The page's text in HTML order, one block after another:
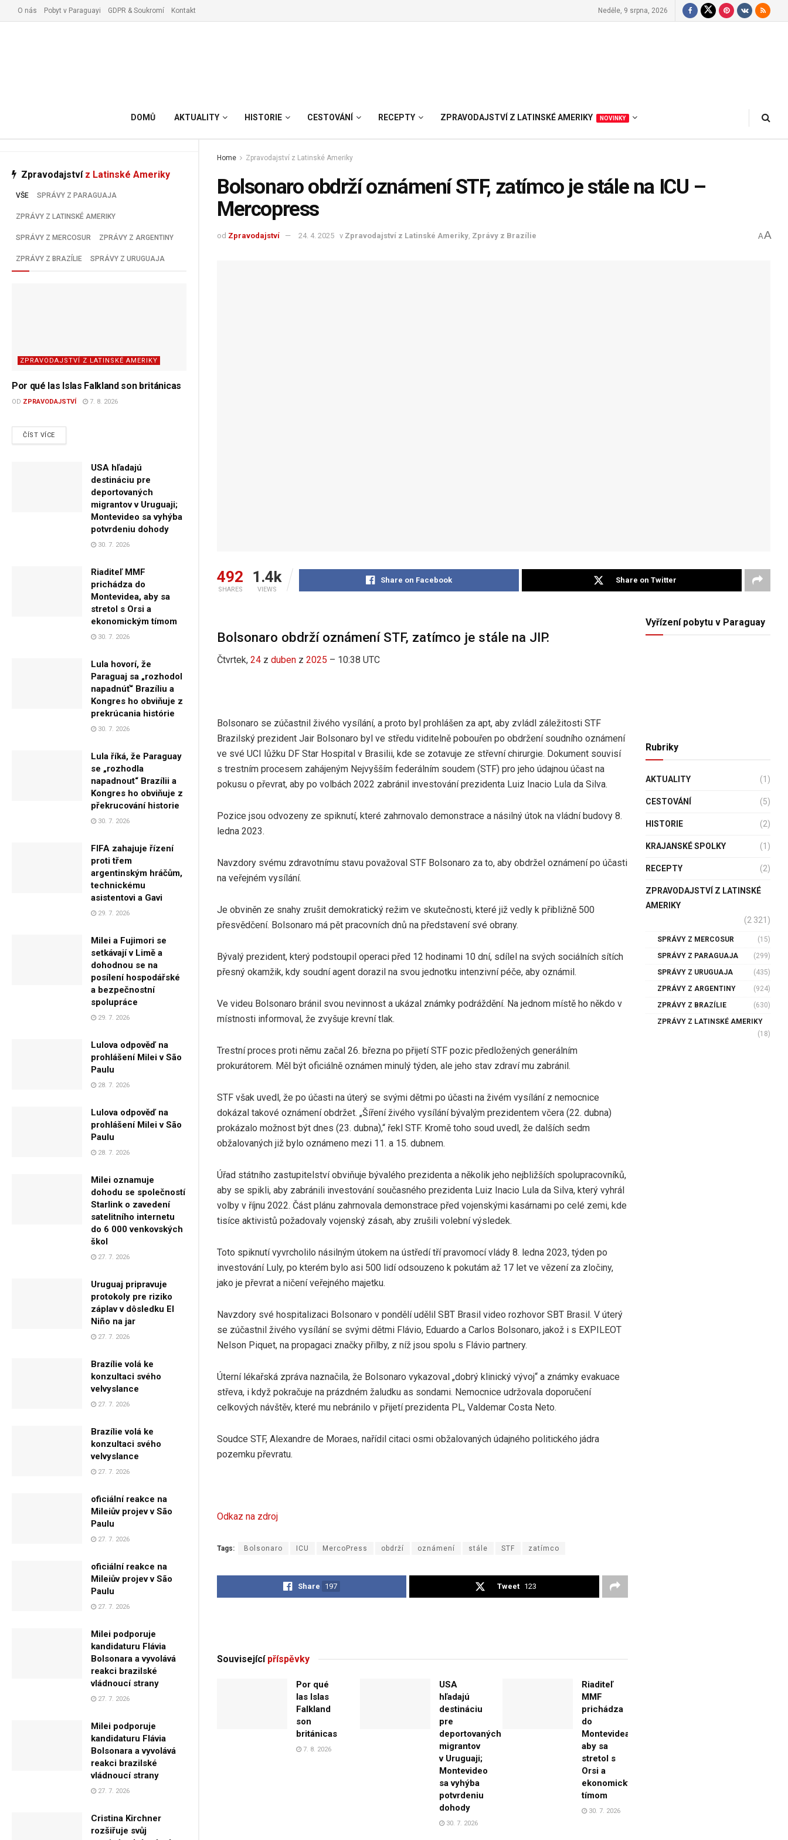
Vyřízení pobytu v Paraguay
Zpravodajství z Latinské Ameriky
VŠE SPRÁVY Z PARAGUAJA
ZPRÁVY Z LATINSKÉ AMERIKY
SPRÁVY Z MERCOSUR ZPRÁVY Z ARGENTINY
ZPRÁVY Z BRAZÍLIE SPRÁVY Z URUGUAJA
ZPRAVODAJSTVÍ Z LATINSKÉ AMERIKY
Por qué las Islas Falkland son británicas
OD ZPRAVODAJSTVÍ 7. 8. 2026
ČÍST VÍCEDETAILS
USA hľadajú
destináciu pre
deportovaných
migrantov v Uruguaji;
Montevideo sa vyhýba
potvrdeniu dohody
30. 7. 2026
Riaditeľ MMF
prichádza do
Montevidea, aby sa
stretol s Orsi a
ekonomickým tímom
30. 7. 2026
Lula hovorí, že
Paraguaj sa „rozhodol
napadnúť“ Brazíliu a
Kongres ho obviňuje z
prekrúcania histórie
30. 7. 2026
Lula říká, že Paraguay
se „rozhodla
napadnout“ Brazílii a
Kongres ho obviňuje z
překrucování historie
30. 7. 2026
FIFA zahajuje řízení
proti třem
argentinským hráčům,
technickému
asistentovi a Gavi
29. 7. 2026
Milei a Fujimori se
setkávají v Limě a
dohodnou se na
posílení hospodářské
a bezpečnostní
spolupráce
29. 7. 2026
Lulova odpověď na
prohlášení Milei v São
Paulu
28. 7. 2026
Lulova odpověď na
prohlášení Milei v São
Paulu
28. 7. 2026
Milei oznamuje
dohodu se společností
Starlink o zavedení
satelitního internetu
do 6 000 venkovských
škol
27. 7. 2026
Uruguaj pripravuje
protokoly pre riziko
záplav v dôsledku El
Niño na jar
27. 7. 2026
Brazílie volá ke
konzultaci svého
velvyslance
27. 7. 2026
Brazílie volá ke
konzultaci svého
velvyslance
27. 7. 2026
oficiální reakce na
Mileiův projev v São
Paulu
27. 7. 2026
oficiální reakce na
Mileiův projev v São
Paulu
27. 7. 2026
Milei podporuje
kandidaturu Flávia
Bolsonara a vyvolává
reakci brazilské
vládnoucí strany
27. 7. 2026
Milei podporuje
kandidaturu Flávia
Bolsonara a vyvolává
reakci brazilské
vládnoucí strany
27. 7. 2026
Cristina Kirchner
rozšiřuje svůj
O nás Pobyt v Paraguayi GDPR & Soukromí Kontakt Neděle, 9 srpna, 2026
DOMŮ AKTUALITY HISTORIE CESTOVÁNÍ RECEPTY ZPRAVODAJSTVÍ Z LATINSKÉ AMERIKY NOVINKY
Home Zpravodajství z Latinské Ameriky
Bolsonaro obdrží oznámení STF, zatímco je stále na ICU –
Mercopress
od Zpravodajství 24. 4. 2025 v Zpravodajství z Latinské Ameriky, Zprávy z Brazílie AA
492
SHARES
1.4k
VIEWS
Share on Facebook Share on Twitter
Bolsonaro obdrží oznámení STF, zatímco je stále na JIP.
Čtvrtek, 24 z duben z 2025 – 10:38 UTC
Bolsonaro se zúčastnil živého vysílání, a proto byl prohlášen za apt, aby zvládl záležitosti STF
Brazilský prezident Jair Bolsonaro byl ve středu viditelně pobouřen po obdržení soudního oznámení
ve své UCI lůžku DF Star Hospital v Brasilii, kde se zotavuje ze střevní chirurgie. Dokument souvisí
s trestním procesem zahájeným Nejvyšším federálním soudem (STF) pro jeho údajnou účast na
pokusu o převrat, aby po volbách 2022 zabránil investování prezidenta Luiz Inacio Lula da Silva.
Pozice jsou odvozeny ze spiknutí, které zahrnovalo demonstrace a násilný útok na vládní budovy 8.
ledna 2023.
Navzdory svému zdravotnímu stavu považoval STF Bolsonaro za to, aby obdržel oznámení po účasti
na veřejném vysílání.
Je obviněn ze snahy zrušit demokratický režim ve skutečnosti, které již vedly k přibližně 500
přesvědčení. Bolsonaro má pět pracovních dnů na představení své obrany.
Bývalý prezident, který podstoupil operaci před 12 hodinami 10 dní, sdílel na svých sociálních sítích
přesný okamžik, kdy soudní agent dorazil na svou jednotku intenzivní péče, aby oznámil.
Ve videu Bolsonaro bránil svou nevinnost a ukázal známky podráždění. Na jednom místě ho někdo v
místnosti informoval, že zvyšuje krevní tlak.
Trestní proces proti němu začal 26. března po přijetí STF pozic předložených generálním
prokurátorem. Měl být oficiálně oznámen minulý týden, ale jeho stav zdraví mu zabránil.
STF však uvedl, že po účasti na úterý se svými dětmi po účasti na živém vysílání z nemocnice
dokázal takové oznámení obdržet. „Šíření živého vysílání bývalým prezidentem včera (22. dubna)
prokázalo možnost být dnes (23. dubna),“ řekl STF. Kromě toho soud uvedl, že dalších sedm
obžalovaných již bylo oznámeno mezi 11. a 15. dubnem.
Úřad státního zastupitelství obviňuje bývalého prezidenta a několik jeho nejbližších spolupracovníků,
aby se spikli, aby zabránili investování současného prezidenta Luiz Inacio Lula da Silva, který vyhrál
volby v říjnu 2022. Část plánu zahrnovala demonstrace před vojenskými kasárnami po celé zemi, kde
tisíce aktivistů požadovaly vojenský zásah, aby zrušili volební výsledek.
Toto spiknutí vyvrcholilo násilným útokem na ústředí tří pravomocí vlády 8. ledna 2023, týden po
investování Luly, po kterém bylo asi 500 lidí odsouzeno k pokutám až 17 let ve vězení za zločiny,
jako je převrat a ničení veřejného majetku.
Navzdory své hospitalizaci Bolsonaro v pondělí udělil SBT Brasil video rozhovor SBT Brasil. V úterý
se zúčastnil živého vysílání se svými dětmi Flávio, Eduardo a Carlos Bolsonaro, jakož i s EXPILEOT
Nelson Piquet, na propagaci značky přilby, z níž jsou spolu s Flávio partnery.
Úterní lékařská zpráva naznačila, že Bolsonaro vykazoval „dobrý klinický vývoj“ a známky evakuace
střeva, i když pokračuje na prázdném žaludku as sondami. Nemocnice udržovala doporučení
celkových návštěv, které mu nebránilo v přijetí prezidenta PL, Valdemar Costa Neto.
Soudce STF, Alexandre de Moraes, nařídil citaci osmi obžalovaných údajného politického jádra
pozemku převratu.
Odkaz na zdroj
Tags: Bolsonaro ICU MercoPress obdrží oznámení stále STF zatímco
Share 197 Tweet 123
Souvisejícípříspěvky
Por qué
las Islas
Falkland
son
británicas
7. 8. 2026
USA
hľadajú
destináciu
pre
deportovaných
migrantov
v Uruguaji;
Montevideo
sa vyhýba
potvrdeniu
dohody
30. 7. 2026
Riaditeľ
MMF
prichádza
do
Montevidea,
aby sa
stretol s
Orsi a
ekonomickým
tímom
30. 7. 2026
Vyřízení pobytu v Paraguay
Rubriky
AKTUALITY (1)
CESTOVÁNÍ (5)
HISTORIE (2)
KRAJANSKÉ SPOLKY (1)
RECEPTY (2)
ZPRAVODAJSTVÍ Z LATINSKÉ
AMERIKY
(2 321)
SPRÁVY Z MERCOSUR
(15)
SPRÁVY Z PARAGUAJA
(299)
SPRÁVY Z URUGUAJA
(435)
ZPRÁVY Z ARGENTINY
(924)
ZPRÁVY Z BRAZÍLIE
(630)
ZPRÁVY Z LATINSKÉ AMERIKY
(18)